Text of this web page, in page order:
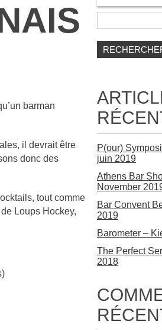
barman
il devrait être
donc des
tout comme
Loups Hockey,
P(our)
juin 2019
Athens Bar
November
Bar Convent
2019
Barometer –
The Perfect
2018